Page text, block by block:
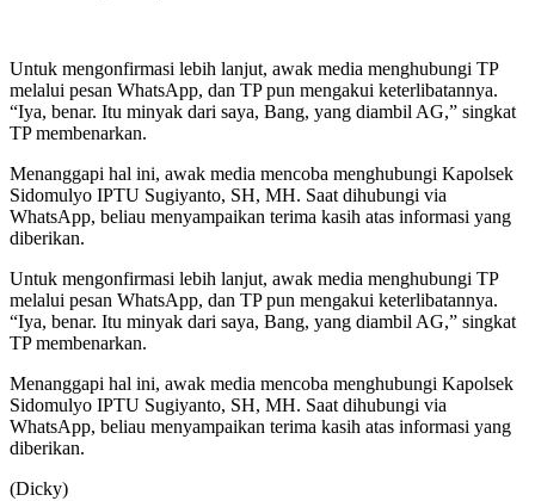
Untuk mengonfirmasi lebih lanjut, awak media menghubungi TP
melalui pesan WhatsApp, dan TP pun mengakui keterlibatannya.
“Iya, benar. Itu minyak dari saya, Bang, yang diambil AG,” singkat
TP membenarkan.
Menanggapi hal ini, awak media mencoba menghubungi Kapolsek
Sidomulyo IPTU Sugiyanto, SH, MH. Saat dihubungi via
WhatsApp, beliau menyampaikan terima kasih atas informasi yang
diberikan.
Untuk mengonfirmasi lebih lanjut, awak media menghubungi TP
melalui pesan WhatsApp, dan TP pun mengakui keterlibatannya.
“Iya, benar. Itu minyak dari saya, Bang, yang diambil AG,” singkat
TP membenarkan.
Menanggapi hal ini, awak media mencoba menghubungi Kapolsek
Sidomulyo IPTU Sugiyanto, SH, MH. Saat dihubungi via
WhatsApp, beliau menyampaikan terima kasih atas informasi yang
diberikan.
(Dicky)